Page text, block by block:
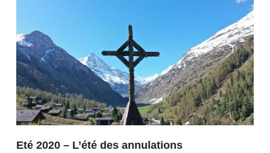
Eté 2020 – L’été des annulations